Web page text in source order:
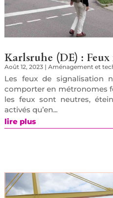
Karlsruhe (DE) :
Août 12, 2023| Aménagement et
Les feux de signalisation
comporter en métronomes
les feux sont neutres,
activés qu’en...
lire plus